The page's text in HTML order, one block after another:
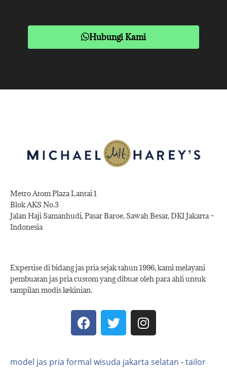
Hubungi Kami
Metro Atom Plaza Lantai 1
Blok AKS No.3
Jalan Haji Samanhudi, Pasar Baroe, Sawah Besar, DKI Jakarta –
Indonesia
Expertise di bidang jas pria sejak tahun 1996, kami melayani
pembuatan jas pria custom yang dibuat oleh para ahli untuk
tampilan modis kekinian.
model jas pria formal wisuda jakarta selatan -tailor